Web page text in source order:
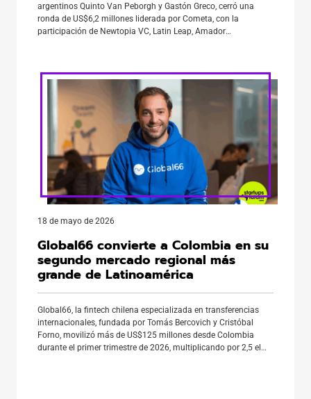
argentinos Quinto Van Peborgh y Gastón Greco, cerró una
ronda de US$6,2 millones liderada por Cometa, con la
participación de Newtopia VC, Latin Leap, Amador
(Auth0), entre otros. […]
18 de mayo de 2026
Global66 convierte a Colombia en su
segundo mercado regional más
grande de Latinoamérica
Global66, la fintech chilena especializada en transferencias
internacionales, fundada por Tomás Bercovich y Cristóbal
Forno, movilizó más de US$125 millones desde Colombia
durante el primer trimestre de 2026, multiplicando por 2,5 el